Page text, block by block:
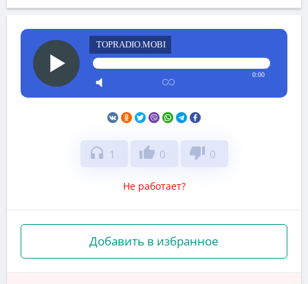
TOPRADIO.MOBI
0:00
headphones 1 thumb_up 0 thumb_down 0
Не работает?
Добавить в избранное